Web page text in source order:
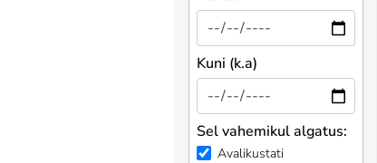
Kuni (k.a)
Sel vahemikul algatus:
Avalikustati